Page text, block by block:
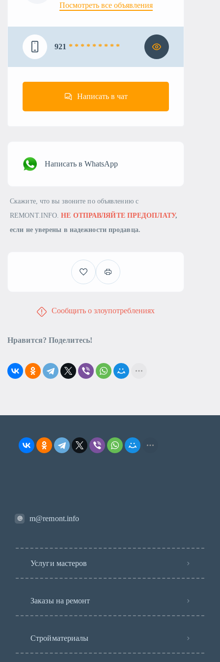
Посмотреть все объявления
921 * * * * * * * * *
Написать в чат
Написать в WhatsApp
Скажите, что вы звоните по объявлению с
REMONT.INFO.НЕ ОТПРАВЛЯЙТЕ ПРЕДОПЛАТУ,
если не уверены в надежности продавца.
Сообщить о злоупотреблениях
Нравится? Поделитесь!
m@remont.info
Услуги мастеров
Заказы на ремонт
Стройматериалы